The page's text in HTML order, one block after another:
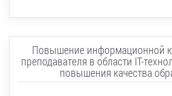
Повышение информационной
преподавателя в области IT-
повышения качества